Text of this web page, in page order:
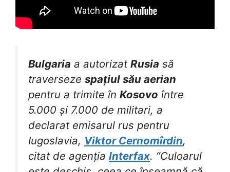
Bulgaria a autorizat Rusia să
traverseze spațiul său aerian
pentru a trimite în Kosovo între
5.000 și 7.000 de militari, a
declarat emisarul rus pentru
Iugoslavia, Viktor Cernomîrdin,
citat de agenția Interfax. “Culoarul